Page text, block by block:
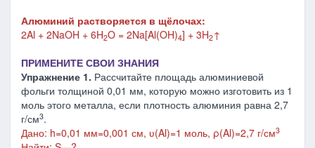
Алюминий растворяется в щёлочах:
2Al + 2NaOH + 6H2O = 2Na[Al(OH)4] + 3H2↑
ПРИМЕНИТЕ СВОИ ЗНАНИЯ
Упражнение 1. Рассчитайте площадь алюминиевой
фольги толщиной 0,01 мм, которую можно изготовить из 1
моль этого металла, если плотность алюминия равна 2,7
г/см3.
Дано: h=0,01 мм=0,001 см, ʋ(Al)=1 моль, ρ(Al)=2,7 г/см3